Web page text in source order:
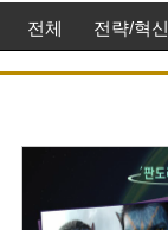
전체 전략/혁신